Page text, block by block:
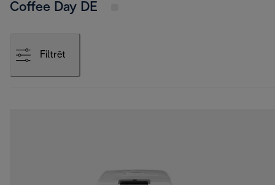
Coffee Day DE
Filtrēt